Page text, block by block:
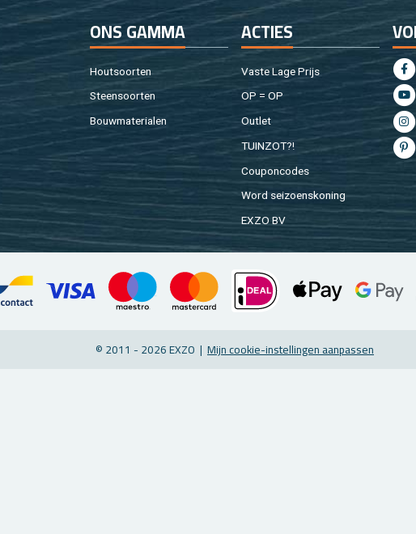
ONS GAMMA
Hout­soor­ten
Steen­soor­ten
Bouw­ma­te­ri­a­len
AC­TIES
Vaste Lage Prijs
OP = OP
Out­let
TUIN­ZOT?!
Cou­pon­co­des
Word sei­zoens­ko­ning
EXZO BV
© 2011 - 2026 EXZO | Mijn coo­kie-in­stel­lin­gen aan­pas­sen